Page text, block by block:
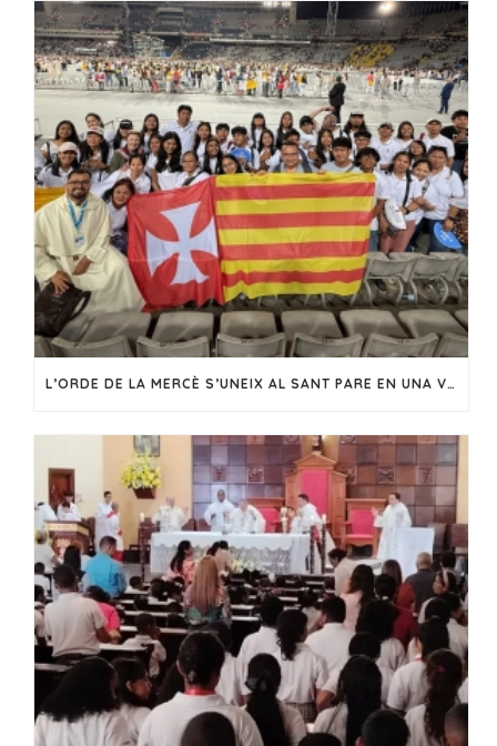
L’ORDE DE LA MERCÈ S’UNEIX AL SANT PARE EN UNA VIGÍLIA DE FE I ESPERANÇA A BARCELONA